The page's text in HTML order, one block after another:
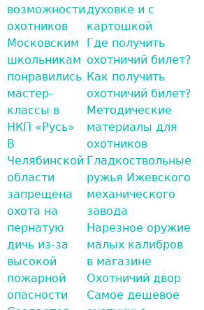
возможности
охотников
Московским
школьникам
понравились
мастер-
классы в
НКП «Русь»
В
Челябинской
области
запрещена
охота на
пернатую
дичь из-за
высокой
пожарной
опасности
духовке и с
картошкой
Где получить
охотничий билет?
Как получить
охотничий билет?
Методические
материалы для
охотников
Гладкоствольные
ружья Ижевского
механического
завода
Нарезное оружие
малых калибров
в магазине
Охотничий двор
Самое дешевое